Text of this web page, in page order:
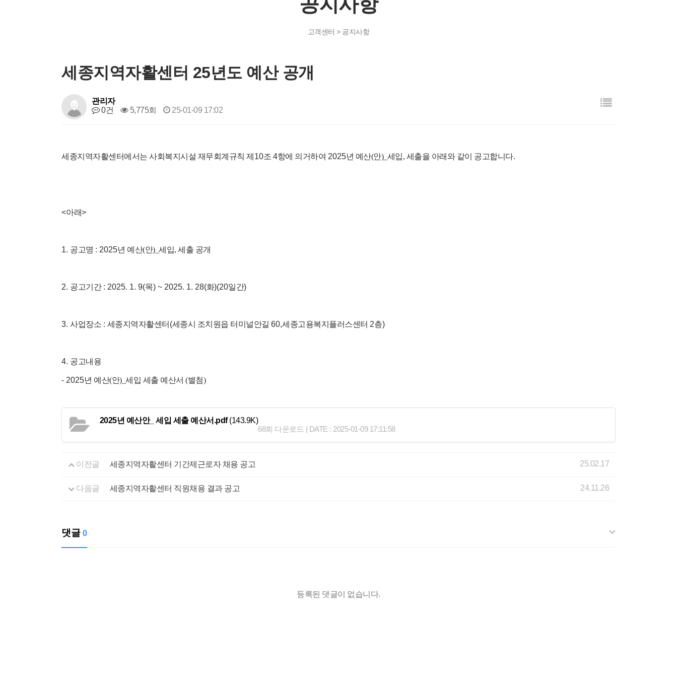
고객센터 > 공지사항
세종지역자활센터 25년도 예산 공개
관리자
0건
5,775회 25-01-09 17:02
세종지역자활센터에서는 사회복지시설 재무회계규칙 제 10조 4항에 의거하여 2025년 예산(안)_세입, 세출을 아래와 같이 공고합니다.
<아래>
1. 공고명 : 2025년 예산(안)_세입, 세출 공개
2. 공고기간 : 2025. 1. 9(목) ~ 2025. 1. 28(화)(20일간)
3. 사업장소 : 세종지역자활센터 (세종시 조치원읍 터미널안길 60,세종고용복지플러스센터 2층)
4. 공고내용
- 2025년 예산(안)_세입 세출 예산서 (별첨)
2025년 예산안_ 세입 세출 예산서.pdf(143.9K)
68회 다운로드 | DATE : 2025-01-09 17:11:58
이전글 세종지역자활센터 기간제근로자 채용 공고 25.02.17
다음글 세종지역자활센터 직원채용 결과 공고 24.11.26
댓글 0
등록된 댓글이 없습니다.